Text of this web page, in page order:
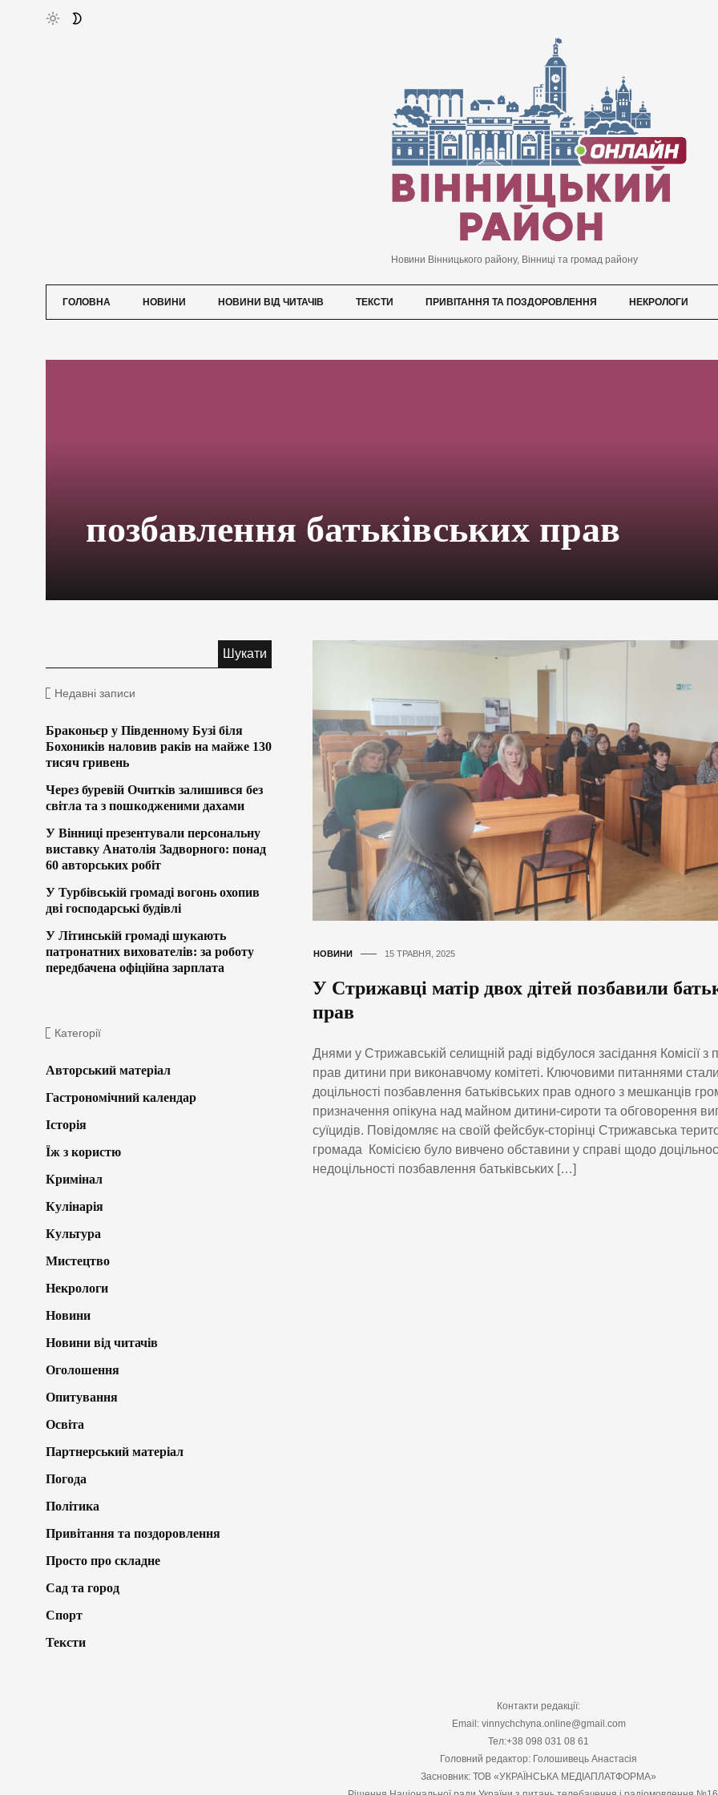
Новини Вінницького району, Вінниці та громад району
ГОЛОВНА НОВИНИ НОВИНИ ВІД ЧИТАЧІВ ТЕКСТИ ПРИВІТАННЯ ТА ПОЗДОРОВЛЕННЯ НЕКРОЛОГИ
позбавлення батьківських прав
НОВИНИ 15 ТРАВНЯ, 2025
У Стрижавці матір двох дітей позбавили
прав
Днями у Стрижавській селищній раді відбулося засідання Комісії з
прав дитини при виконавчому комітеті. Ключовими питаннями
доцільності позбавлення батьківських прав одного з мешканців
призначення опікуна над майном дитини-сироти та обговорення
суїцидів. Повідомляє на своїй фейсбук-сторінці Стрижавська
громада Комісією було вивчено обставини у справі щодо
недоцільності позбавлення батьківських […]
Недавні записи
Браконьєр у Південному Бузі біля
Бохоників наловив раків на майже 130
тисяч гривень
Через буревій Очитків залишився без
світла та з пошкодженими дахами
У Вінниці презентували персональну
виставку Анатолія Задворного: понад
60 авторських робіт
У Турбівській громаді вогонь охопив
дві господарські будівлі
У Літинській громаді шукають
патронатних вихователів: за роботу
передбачена офіційна зарплата
Категорії
Авторський матеріал
Гастрономічний календар
Історія
Їж з користю
Кримінал
Кулінарія
Культура
Мистецтво
Некрологи
Новини
Новини від читачів
Оголошення
Опитування
Освіта
Партнерський матеріал
Погода
Політика
Привітання та поздоровлення
Просто про складне
Сад та город
Спорт
Тексти
Контакти редакції:
Email: vinnychchyna.online@gmail.com
Тел:+38 098 031 08 61
Головний редактор: Голошивець Анастасія
Засновник: ТОВ «УКРАЇНСЬКА МЕДІАПЛАТФОРМА»